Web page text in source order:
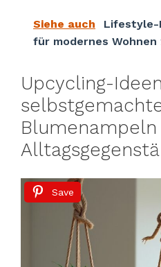
Siehe auch
Lifestyle-
für modernes Wohnen
Upcycling-
Blumenampeln
Save